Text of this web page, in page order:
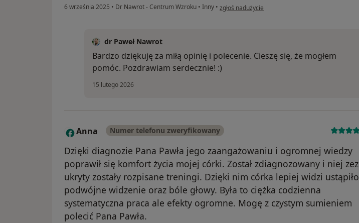
6 września 2025 • Dr Nawrot - Centrum Wzroku • Inny • w opinii użytkownika Pacjent Jaś
zgłoś nadużycie
dr Paweł Nawrot
Bardzo dziękuję za miłą opinię i polecenie. Cieszę się, że mogłem
pomóc. Pozdrawiam serdecznie! :)
15 lutego 2026
A Anna Numer telefonu zweryfikowany
Dzięki diagnozie Pana Pawła jego zaangażowaniu i ogromnej wiedzy
poprawił się komfort życia mojej córki. Został zdiagnozowany i niej zez
ukryty zostały rozpisane treningi. Dzięki nim córka lepiej widzi ustąpiło
podwójne widzenie oraz bóle głowy. Była to ciężka codzienna
systematyczna praca ale efekty ogromne. Mogę z czystym sumieniem
polecić Pana Pawła.